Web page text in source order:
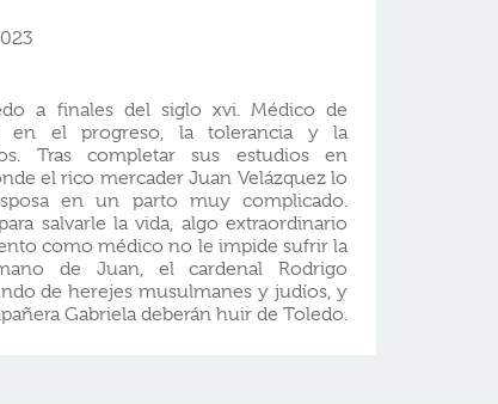
a finales del siglo xvi. Médico de
en el progreso, la tolerancia y la
Tras completar sus estudios en
el rico mercader Juan Velázquez lo
en un parto muy complicado.
salvarle la vida, algo extraordinario
como médico no le impide sufrir la
de Juan, el cardenal Rodrigo
de herejes musulmanes y judíos, y
Gabriela deberán huir de Toledo.